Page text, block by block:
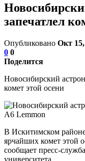
запечатлел
Опубликовано Окт
0 0
Поделится
Новосибирский
комет этой осени
В Искитимском
ярчайших комет этой
сообщает пресс-
университета.